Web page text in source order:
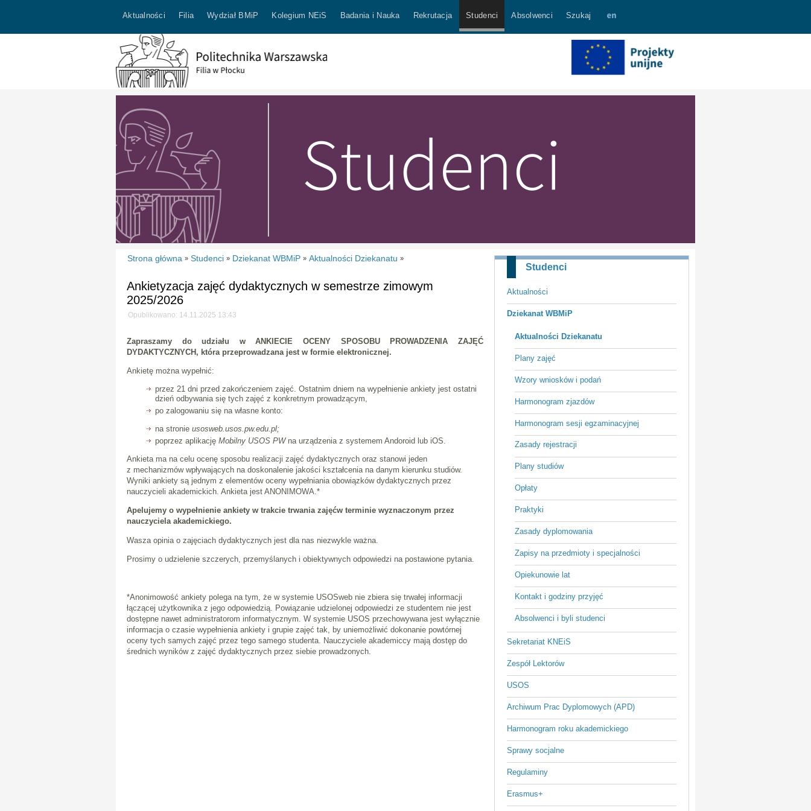
Aktualności Filia Wydział BMiP Kolegium NEiS Badania i Nauka Rekrutacja Studenci Absolwenci Szukaj
Studenci
Aktualności
Dziekanat WBMiP
Aktualności Dziekanatu
Plany zajęć
Wzory wniosków i podań
Harmonogram zjazdów
Harmonogram sesji egzaminacyjnej
Zasady rejestracji
Plany studiów
Opłaty
Praktyki
Zasady dyplomowania
Zapisy na przedmioty i specjalności
Opiekunowie lat
Kontakt i godziny przyjęć
Absolwenci i byli studenci
Sekretariat KNEiS
Zespół Lektorów
USOS
Archiwum Prac Dyplomowych (APD)
Harmonogram roku akademickiego
Sprawy socjalne
Regulaminy
Erasmus+
Strona główna » Studenci » Dziekanat WBMiP » Aktualności Dziekanatu »
Ankietyzacja zajęć dydaktycznych w semestrze zimowym
2025/2026
Opublikowano: 14.11.2025 13:43
Zapraszamy do udziału w ANKIECIE OCENY SPOSOBU PROWADZENIA ZAJĘĆ
DYDAKTYCZNYCH, która przeprowadzana jest w formie elektronicznej.
Ankietę można wypełnić:
przez 21 dni przed zakończeniem zajęć. Ostatnim dniem na wypełnienie ankiety jest ostatni
dzień odbywania się tych zajęć z konkretnym prowadzącym,
po zalogowaniu się na własne konto:
na stronieusosweb.usos.pw.edu.pl;
poprzez aplikację Mobilny USOS PW na urządzenia z systemem Andoroid lub iOS.
Ankieta ma na celu ocenę sposobu realizacji zajęć dydaktycznych oraz stanowi jeden
z mechanizmów wpływających na doskonalenie jakości kształcenia na danym kierunku studiów.
Wyniki ankiety są jednym z elementów oceny wypełniania obowiązków dydaktycznych przez
nauczycieli akademickich. Ankieta jest ANONIMOWA.*
Apelujemy o wypełnienie ankiety w trakcie trwania zajęćw terminie wyznaczonym przez
nauczyciela akademickiego.
Wasza opinia o zajęciach dydaktycznych jest dla nas niezwykle ważna.
Prosimy o udzielenie szczerych, przemyślanych i obiektywnych odpowiedzi na postawione pytania.
*Anonimowość ankiety polega na tym, że w systemie USOSweb nie zbiera się trwałej informacji
łączącej użytkownika z jego odpowiedzią. Powiązanie udzielonej odpowiedzi ze studentem nie jest
dostępne nawet administratorom informatycznym. W systemie USOS przechowywana jest wyłącznie
informacja o czasie wypełnienia ankiety i grupie zajęć tak, by uniemożliwić dokonanie powtórnej
oceny tych samych zajęć przez tego samego studenta. Nauczyciele akademiccy mają dostęp do
średnich wyników z zajęć dydaktycznych przez siebie prowadzonych.